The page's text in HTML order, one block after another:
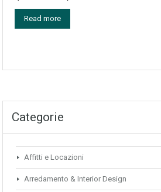
Read more
Categorie
Affitti e Locazioni
Arredamento & Interior Design